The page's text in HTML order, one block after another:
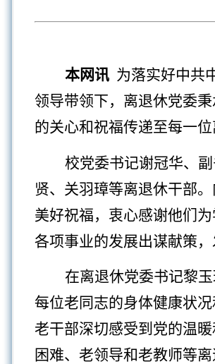
本网讯 为落实好中共
领导带领下，离退休党委
的关心和祝福传递至每一位
校党委书记谢冠华、
贤、 关羽璋等离退休干部。
美好祝福，衷心感谢他们
各项事业的发展出谋献策，
在离退休党委书记黎
每位老同志的身体健康状
老干部深切感受到党的温
困难、 老领导和老教师等